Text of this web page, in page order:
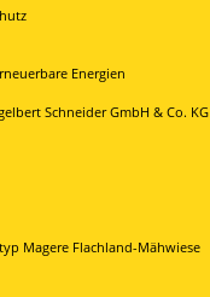
Energien
Schneider GmbH & Co. KG
Magere Flachland-Mähwiese